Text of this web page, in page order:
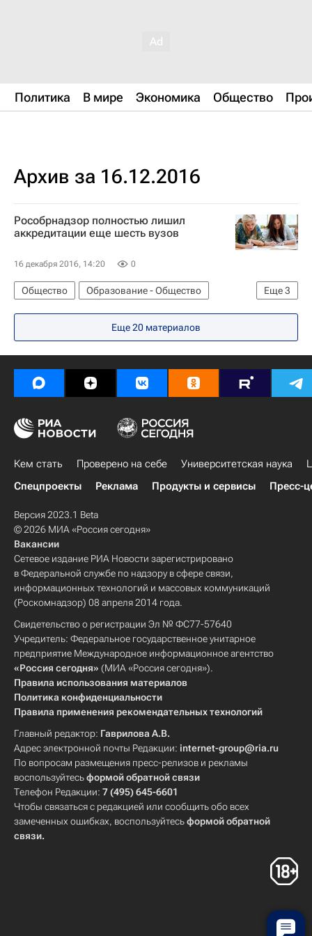
Политика В мире Экономика Общество
Архив за 16.12.2016
Рособрнадзор полностью лишил
аккредитации еще шесть вузов
16 декабря 2016, 14:20 0
Еще3
Общество
Образование - Общество
В России
Россия
Еще 20 материалов
Кем стать Проверено на себе Университетская наука
Спецпроекты
Реклама Продукты и сервисы Пресс-
Версия 2023.1 Beta
© 2026 МИА «Россия сегодня»
Вакансии
Сетевое издание РИА Новости зарегистрировано
в Федеральной службе по надзору в сфере связи,
информационных технологий и массовых коммуникаций
(Роскомнадзор) 08 апреля 2014 года.
Свидетельство о регистрации Эл № ФС77-57640
Учредитель: Федеральное государственное унитарное
предприятие Международное информационное агентство
«Россия сегодня» (МИА «Россия сегодня»).
Правила использования материалов
Политика конфиденциальности
Правила применения рекомендательных технологий
Главный редактор: Гаврилова А.В.
Адрес электронной почты Редакции: internet-group@ria.ru
По вопросам размещения пресс-релизов и рекламы
воспользуйтесьформой обратной связи
Телефон Редакции: 7 (495) 645-6601
Чтобы связаться с редакцией или сообщить обо всех
замеченных ошибках, воспользуйтесьформой обратной
связи.